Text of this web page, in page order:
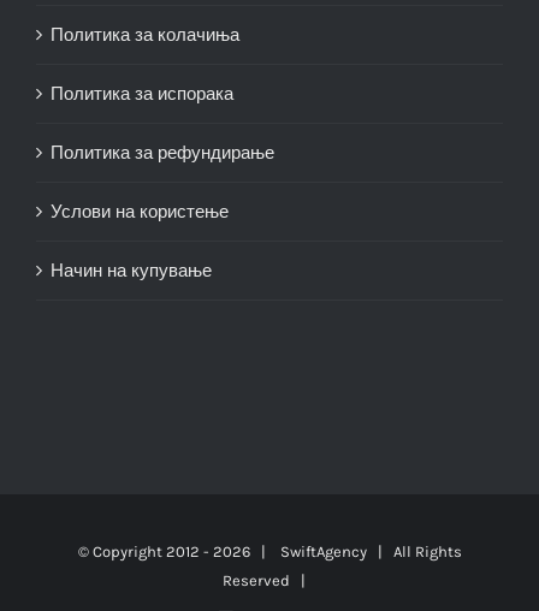
Политика за колачиња
Политика за испорака
Политика за рефундирање
Услови на користење
Начин на купување
© Copyright 2012 - 2026 | SwiftAgency| All Rights
Reserved |